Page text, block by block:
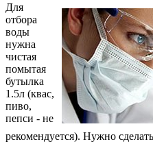
Для
отбора
воды
нужна
чистая
помытая
бутылка
1.5л (квас,
пиво,
пепси - не
рекомендуется). Нужно